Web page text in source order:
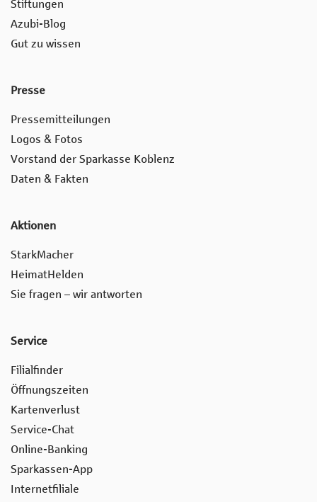
Stiftungen
Azubi-Blog
Gut zu wissen
Presse
Pressemitteilungen
Logos & Fotos
Vorstand der Sparkasse Koblenz
Daten & Fakten
Aktionen
StarkMacher
HeimatHelden
Sie fragen – wir antworten
Service
Filialfinder
Öffnungszeiten
Kartenverlust
Service-Chat
Online-Banking
Sparkassen-App
Internetfiliale